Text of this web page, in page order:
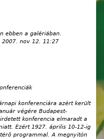
ebben a galériában.
2007. nov 12. 11:27
konferenciára azért került
végére Budapest-
konferencia elmaradt a
Ezért 1927. április 10-12-ig
programmal. A megnyitón